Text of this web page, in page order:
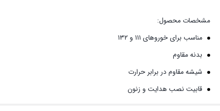
مشخصات محصول:
مناسب برای خوروهای ۱۱۱ و ۱۳۲
بدنه مقاوم
شیشه مقاوم در برابر حرارت
قابیت نصب هدایت و زنون